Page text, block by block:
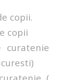
copii.
copii